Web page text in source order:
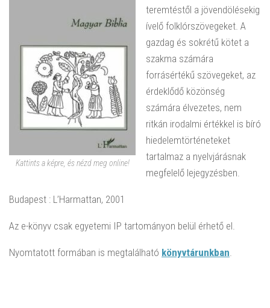
Kattints a képre, és nézd meg online!
teremtéstől a jövendölésekig
ívelő folklórszövegeket. A
gazdag és sokrétű kötet a
szakma számára
forrásértékű szövegeket, az
érdeklődő közönség
számára élvezetes, nem
ritkán irodalmi értékkel is bíró
hiedelemtörténeteket
tartalmaz a nyelvjárásnak
megfelelő lejegyzésben.
Budapest : L’Harmattan, 2001
Az e-könyv csak egyetemi IP tartományon belül érhető el.
Nyomtatott formában is megtalálható könyvtárunkban